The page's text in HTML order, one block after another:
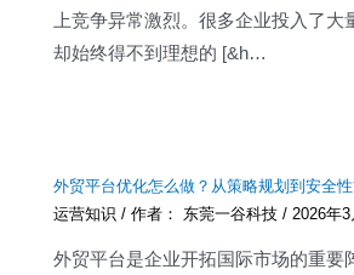
上竞争异常激烈。很多企业投入了大
却始终得不到理想的 [&h…
外贸平台优化怎么做？从策略规划到安全
运营知识 / 作者： 东莞一谷科技/ 2026年3
外贸平台是企业开拓国际市场的重要